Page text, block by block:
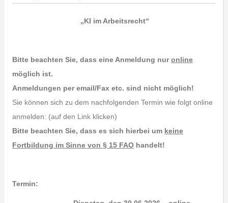
„KI im Arbeitsrecht“
Bitte beachten Sie, dass eine Anmeldung nuronline
möglich ist.
Anmeldungen per email/Fax etc. sind nicht möglich!
Sie können sich zu dem nachfolgenden Termin wie folgt online
anmelden: (auf den Link klicken)
Bitte beachten Sie, dass es sich hierbei um keine
Fortbildung im Sinne von § 15 FAOhandelt!
Termin: